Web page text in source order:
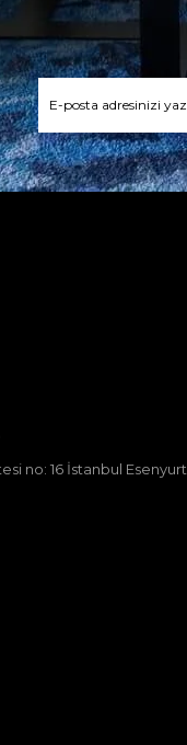
no: 16 İstanbul Esenyurt